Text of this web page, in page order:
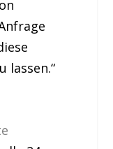
lassen.“